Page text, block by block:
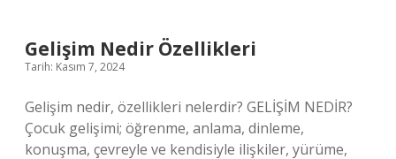
Gelişim Nedir Özellikleri
Tarih: Kasım 7, 2024
Gelişim nedir, özellikleri nelerdir? GELİŞİM NEDİR?
Çocuk gelişimi; öğrenme, anlama, dinleme,
konuşma, çevreyle ve kendisiyle ilişkiler, yürüme,